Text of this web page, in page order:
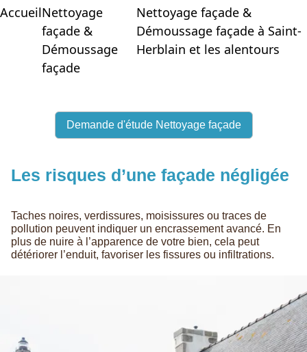
AccueilNettoyage
façade &
Démoussage
façade
Nettoyage façade &
Démoussage façade à Saint-
Herblain et les alentours
Demande d'étude Nettoyage façade
Les risques d’une façade négligée
Taches noires, verdissures, moisissures ou traces de
pollution peuvent indiquer un encrassement avancé. En
plus de nuire à l’apparence de votre bien, cela peut
détériorer l’enduit, favoriser les fissures ou infiltrations.